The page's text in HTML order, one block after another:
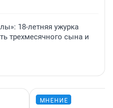
18-летняя ужурка
трехмесячного сына и
МНЕНИЕ